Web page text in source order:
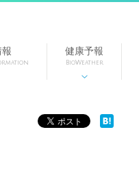
健康予報
BioWeather
